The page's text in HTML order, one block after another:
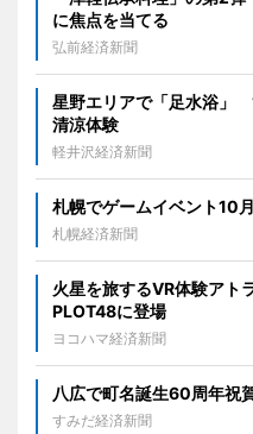
に焦点を当てる
弘前経済新聞
星野エリアで「足水浴」
清涼体験
軽井沢経済新聞
札幌でゲームイベント10
札幌経済新聞
火星を旅するVR体験ア
PLOT48に登場
ヨコハマ経済新聞
八広で町名誕生60周年
すみだ経済新聞